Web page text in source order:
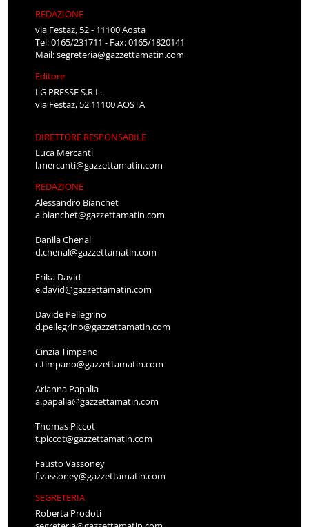
REDAZIONE
via Festaz, 52 - 11100 Aosta
Tel: 0165/231711 - Fax: 0165/1820141
Mail:segreteria@gazzettamatin.com
Editore
LG PRESSE S.R.L.
via Festaz, 52 11100 AOSTA
DIRETTORE RESPONSABILE
Luca Mercanti
l.mercanti@gazzettamatin.com
REDAZIONE
Alessandro Bianchet
a.bianchet@gazzettamatin.com
Danila Chenal
d.chenal@gazzettamatin.com
Erika David
e.david@gazzettamatin.com
Davide Pellegrino
d.pellegrino@gazzettamatin.com
Cinzia Timpano
c.timpano@gazzettamatin.com
Arianna Papalia
a.papalia@gazzettamatin.com
Thomas Piccot
t.piccot@gazzettamatin.com
Fausto Vassoney
f.vassoney@gazzettamatin.com
SEGRETERIA
Roberta Prodoti